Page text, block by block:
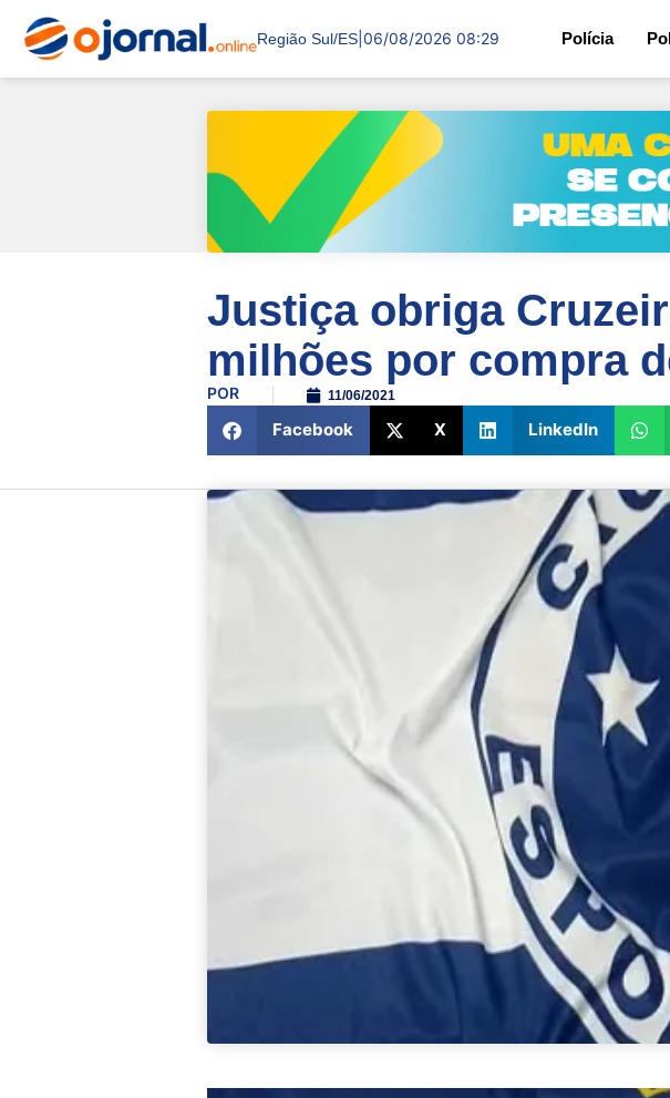
Região Sul/ES 06/08/2026 08:29 Polícia
Justiça obriga
milhões por compra
POR 11/06/2021
Facebook X LinkedIn